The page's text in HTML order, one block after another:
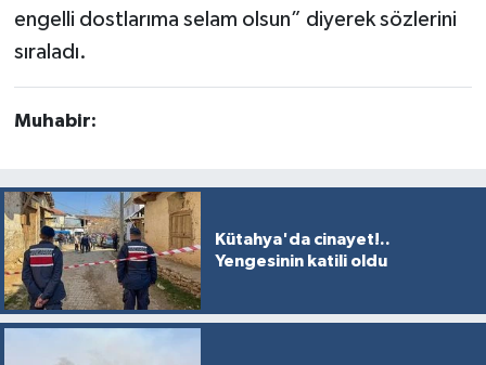
engelli dostlarıma selam olsun” diyerek sözlerini
sıraladı.
Muhabir:
Kütahya'da cinayet!..
Yengesinin katili oldu